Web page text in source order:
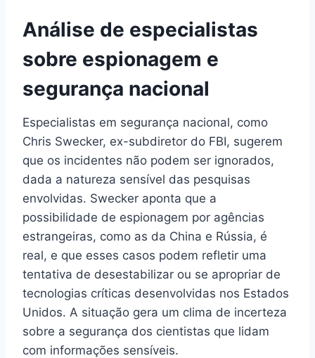
Análise de especialistas
sobre espionagem e
segurança nacional
Especialistas em segurança nacional, como
Chris Swecker, ex-subdiretor do FBI, sugerem
que os incidentes não podem ser ignorados,
dada a natureza sensível das pesquisas
envolvidas. Swecker aponta que a
possibilidade de espionagem por agências
estrangeiras, como as da China e Rússia, é
real, e que esses casos podem refletir uma
tentativa de desestabilizar ou se apropriar de
tecnologias críticas desenvolvidas nos Estados
Unidos. A situação gera um clima de incerteza
sobre a segurança dos cientistas que lidam
com informações sensíveis.